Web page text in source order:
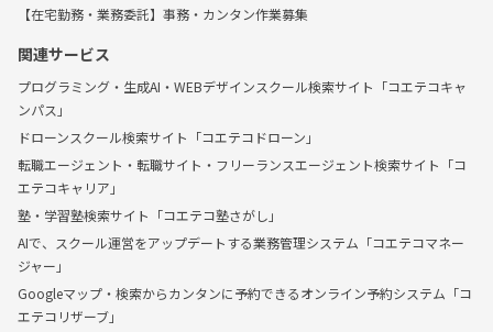
【在宅勤務・業務委託】事務・カンタン作業募集
関連サービス
プログラミング・生成AI・WEBデザインスクール検索サイト「コエテコキャ
ンパス」
ドローンスクール検索サイト「コエテコドローン」
転職エージェント・転職サイト・フリーランスエージェント検索サイト「コ
エテコキャリア」
塾・学習塾検索サイト「コエテコ塾さがし」
AIで、スクール運営をアップデートする業務管理システム「コエテコマネー
ジャー」
Googleマップ・検索からカンタンに予約できるオンライン予約システム「コ
エテコリザーブ」